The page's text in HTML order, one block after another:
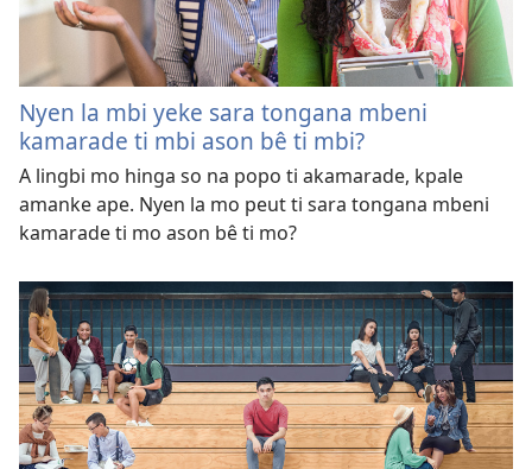
Nyen la mbi yeke sara tongana mbeni
kamarade ti mbi ason bê ti mbi?
A lingbi mo hinga so na popo ti akamarade, kpale
amanke ape. Nyen la mo peut ti sara tongana mbeni
kamarade ti mo ason bê ti mo?